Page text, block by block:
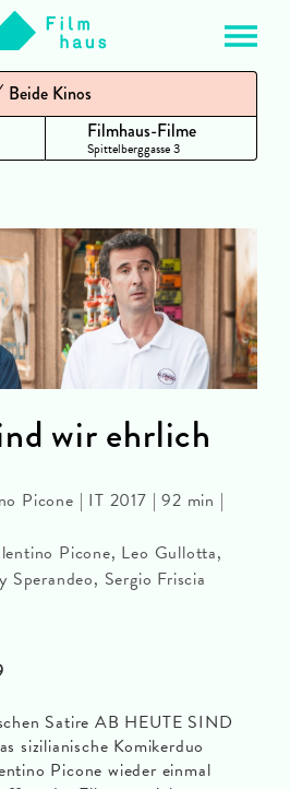
Beide Kinos
Filmhaus-Filme
Spittelberggasse 3
Satire AB HEUTE SIND
sizilianische Komikerduo
Picone wieder einmal
wir ehrlich
Picone | IT 2017 | 92 min |
Picone, Leo Gullotta,
Sperandeo, Sergio Friscia